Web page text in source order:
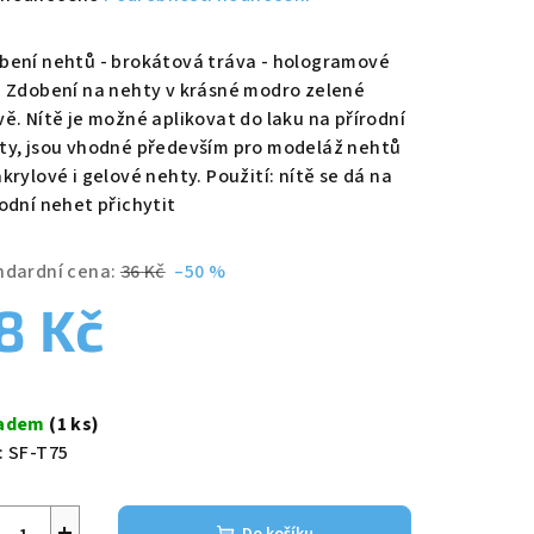
nehtů - brokátová tráva - hologramové
na nehty v krásné modro zelené
Nítě je možné aplikovat do laku na přírodní
jsou vhodné především pro modeláž nehtů
i gelové nehty. Použití: nítě se dá na
nehet přichytit
cena: 36 Kč –50 %
Kč
(1 ks)
SF-T75